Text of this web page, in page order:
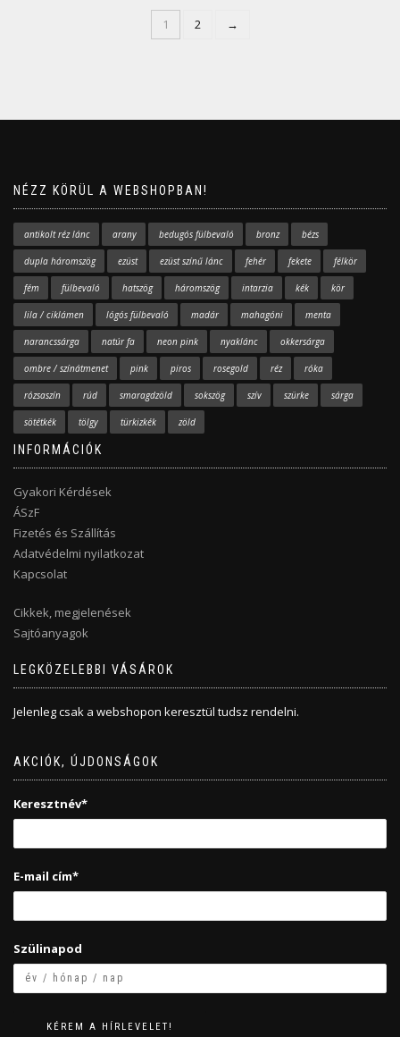
1 2 →
NÉZZ KÖRÜL A WEBSHOPBAN!
antikolt réz lánc arany bedugós fülbevaló bronz bézs
dupla háromszög ezüst ezüst színű lánc fehér fekete félkör
fém fülbevaló hatszög háromszög intarzia kék kör
lila / ciklámen lógós fülbevaló madár mahagóni menta
narancssárga natúr fa neon pink nyaklánc okkersárga
ombre / színátmenet pink piros rosegold réz róka
rózsaszín rúd smaragdzöld sokszög szív szürke sárga
sötétkék tölgy türkizkék zöld
INFORMÁCIÓK
Gyakori Kérdések
ÁSzF
Fizetés és Szállítás
Adatvédelmi nyilatkozat
Kapcsolat
Cikkek, megjelenések
Sajtóanyagok
LEGKÖZELEBBI VÁSÁROK
Jelenleg csak a webshopon keresztül tudsz rendelni.
AKCIÓK, ÚJDONSÁGOK
Keresztnév*
E-mail cím*
Szülinapod